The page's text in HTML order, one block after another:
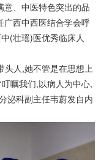
、中医特色突出的品
广西中西医结合学会呼
(壮瑶)医优秀临床人
头人,她不管是在思想上
嘱我们,以病人为中心,
泌科副主任韦蔚发自内